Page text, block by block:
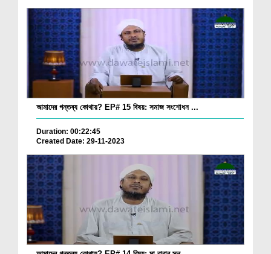
আমাদের গন্তব্য কোথায়? EP# 15 বিষয়: সমাজ সংশোধন ...
Duration: 00:22:45
Created Date: 29-11-2023